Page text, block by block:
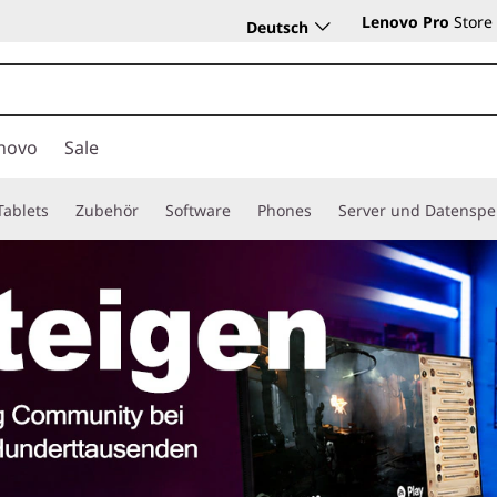
Deutsch Lenovo Pro
Sale
Zubehör Software Phones Server und